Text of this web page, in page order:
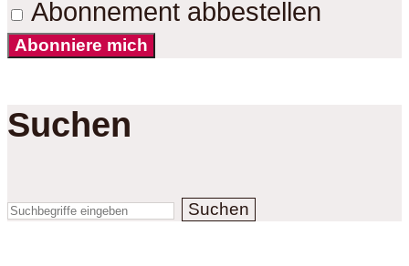
Abonnement abbestellen
Abonniere mich
Suchen
Suchen